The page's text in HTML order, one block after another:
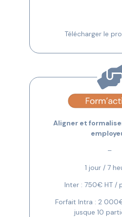
Télécharger le
Aligner et
–
1 jour / 7
Inter : 750€ HT /
Forfait Intra : 2
jusque 10